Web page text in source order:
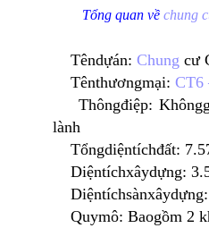
Tổng quan về chung
Têndựán: Chung cư
Tênthươngmại: CT6
Thôngđiệp: Không
lành
Tổngdiệntíchđất:
Diệntíchxâydựng:
Diệntíchsànxâydựng
Quymô: Baogồm 2